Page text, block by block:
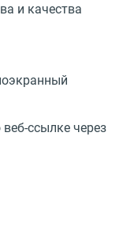
и качества
ссылке через